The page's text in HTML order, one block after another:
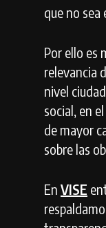
que no
Por ello es
relevancia
nivel
social, en
de mayor
sobre las
En VISE